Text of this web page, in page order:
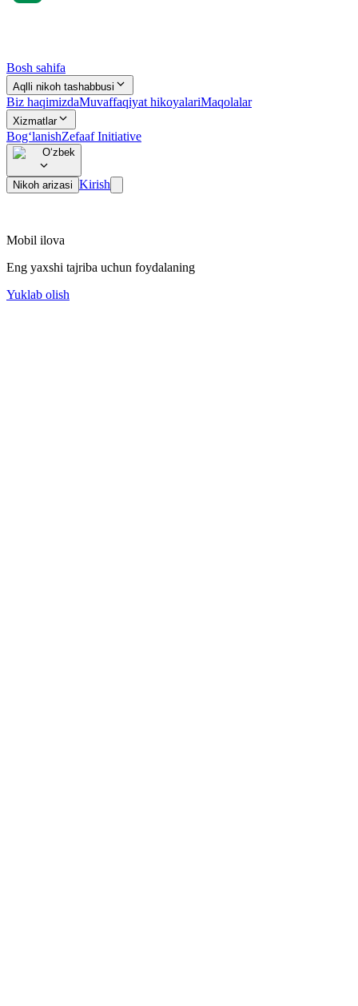
Bosh sahifa
Aqlli nikoh tashabbusi
Biz haqimizdaMuvaffaqiyat hikoyalariMaqolalar
Xizmatlar
Bog‘lanishZefaaf Initiative
Oʻzbek
Nikoh arizasi Kirish
Mobil ilova
Eng yaxshi tajriba uchun foydalaning
Yuklab olish